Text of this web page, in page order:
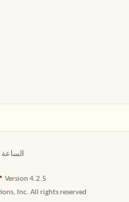
الساعة
Version 4.2.5
Inc. All rights reserved.